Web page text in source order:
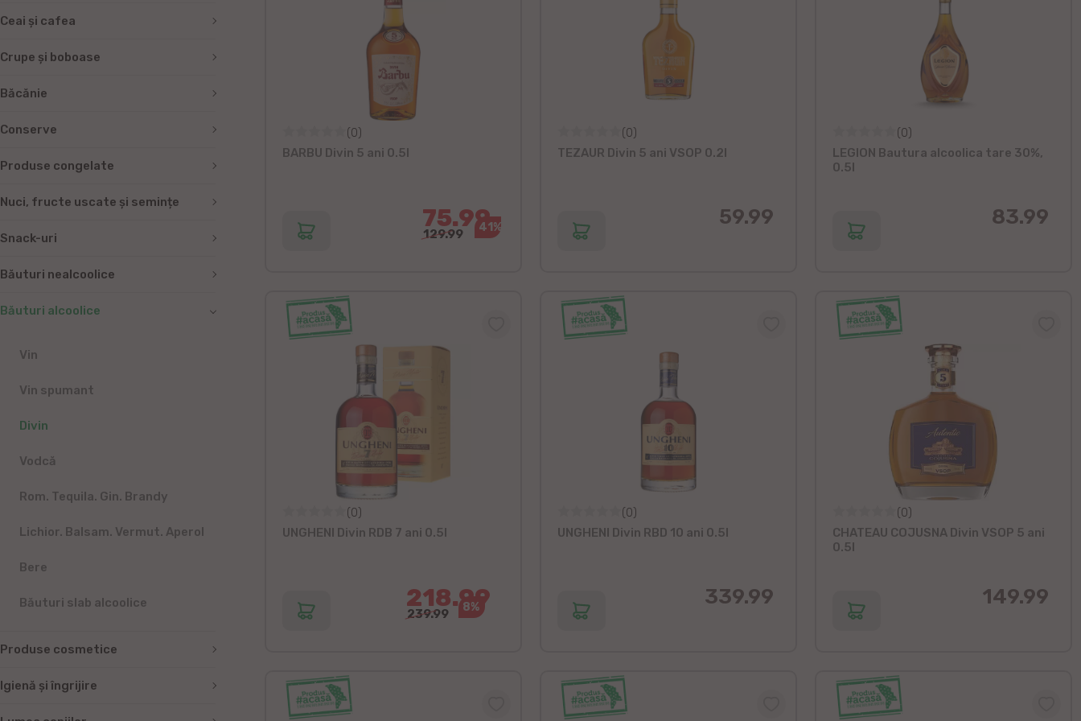
Ceai și cafea
Crupe și boboase
Băcănie
Conserve
Produse congelate
Nuci, fructe uscate și semințe
Snack-uri
Băuturi nealcoolice
Băuturi alcoolice
Vin
Vin spumant
Divin
Vodcă
Rom. Tequila. Gin. Brandy
Lichior. Balsam. Vermut. Aperol
Bere
Băuturi slab alcoolice
Produse cosmetice
Igienă și îngrijire
(0)
BARBU Divin 5 ani 0.5l
75.99
129.99 41%
(0)
TEZAUR Divin 5 ani VSOP 0.2l
59.99
(0)
LEGION Bautura alcoolica tare 30%,
0.5l
83.99
(0)
UNGHENI Divin RDB 7 ani 0.5l
218.99
239.99 8%
(0)
UNGHENI Divin RBD 10 ani 0.5l
339.99
(0)
CHATEAU COJUSNA Divin VSOP 5 ani
0.5l
149.99